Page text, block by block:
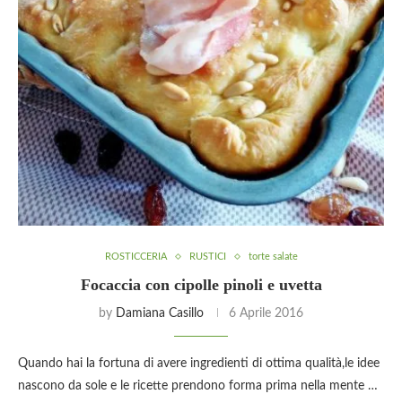
ROSTICCERIA RUSTICI torte salate
Focaccia con cipolle pinoli e uvetta
by Damiana Casillo 6 Aprile 2016
Quando hai la fortuna di avere ingredienti di ottima qualità,le idee
nascono da sole e le ricette prendono forma prima nella mente …